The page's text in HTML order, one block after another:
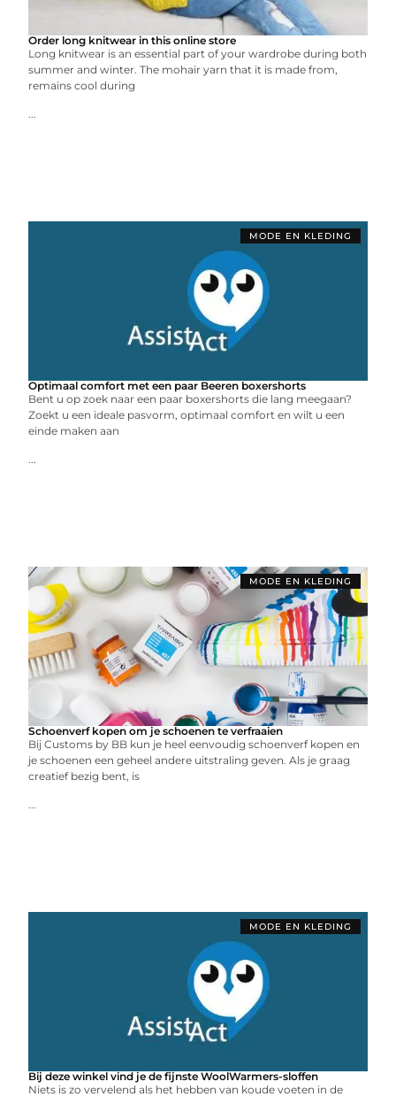
Order long knitwear in this online store
Long knitwear is an essential part of your wardrobe during both
summer and winter. The mohair yarn that it is made from,
remains cool during
...
MODE EN KLEDING
Optimaal comfort met een paar Beeren boxershorts
Bent u op zoek naar een paar boxershorts die lang meegaan?
Zoekt u een ideale pasvorm, optimaal comfort en wilt u een
einde maken aan
...
MODE EN KLEDING
Schoenverf kopen om je schoenen te verfraaien
Bij Customs by BB kun je heel eenvoudig schoenverf kopen en
je schoenen een geheel andere uitstraling geven. Als je graag
creatief bezig bent, is
...
MODE EN KLEDING
Bij deze winkel vind je de fijnste WoolWarmers-sloffen
Niets is zo vervelend als het hebben van koude voeten in de